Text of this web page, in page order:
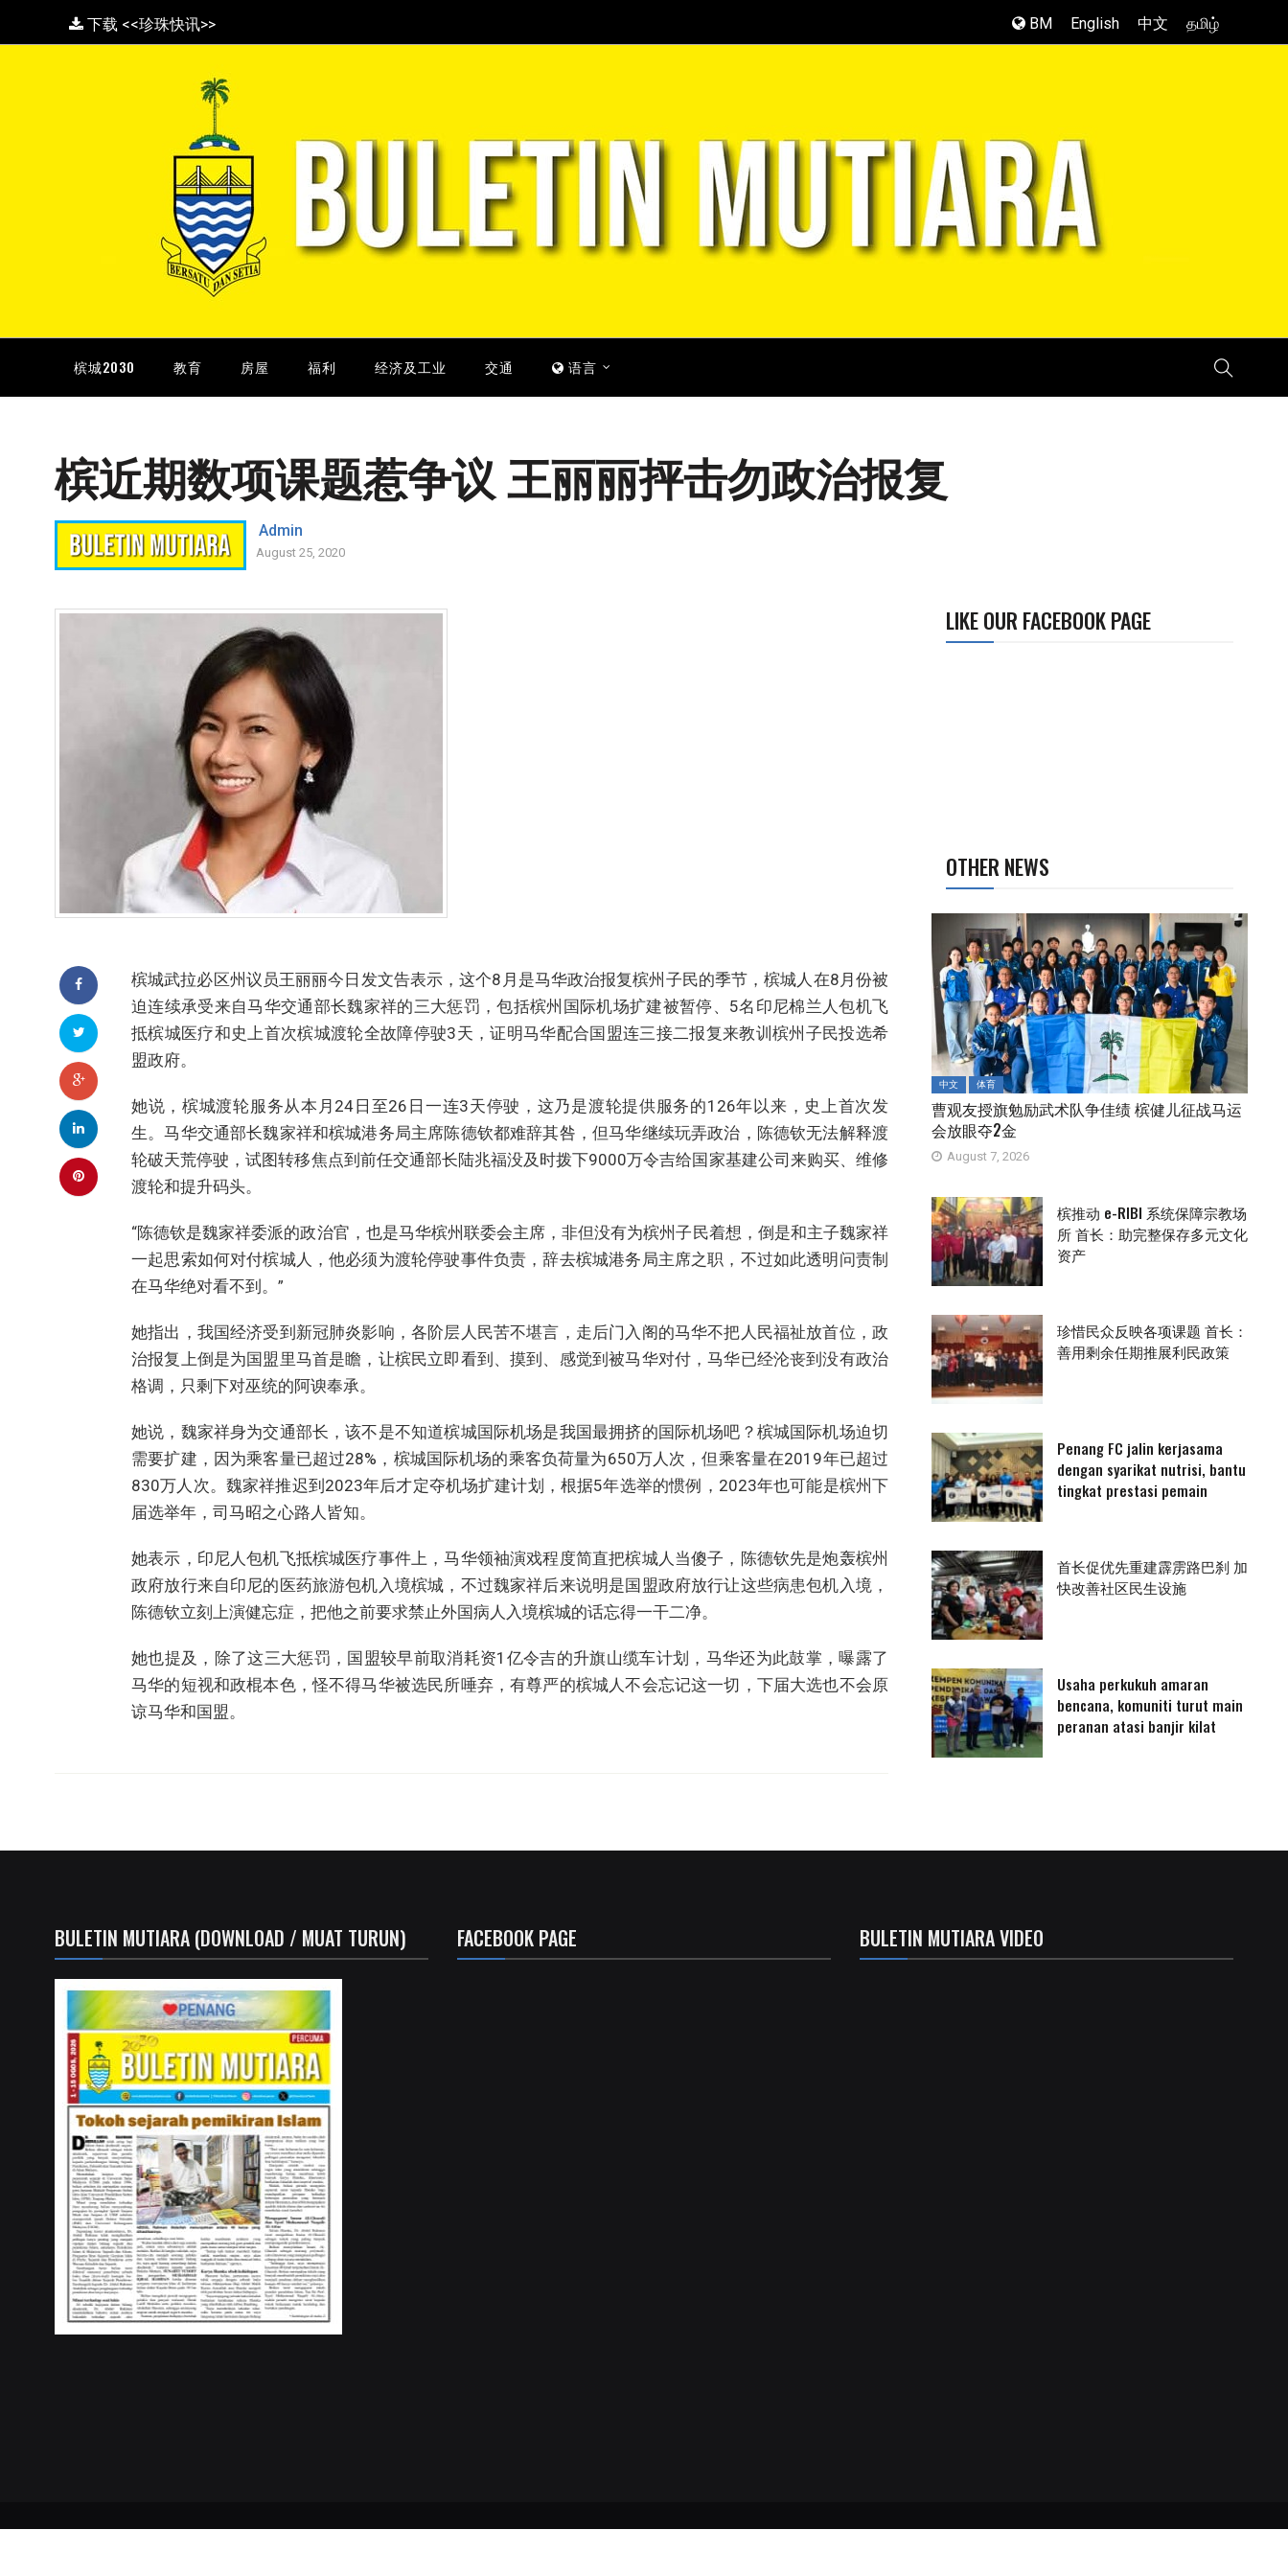
下载 <<珍珠快讯>> BM English 中文 தமிழ்
槟城2030 教育 房屋 福利 经济及工业 交通 语言
槟近期数项课题惹争议 王丽丽抨击勿政治报复
Admin
August 25, 2020
槟城武拉必区州议员王丽丽今日发文告表示，这个8月是马华政治报复槟州子民的季节，槟城人在8月份被
迫连续承受来自马华交通部长魏家祥的三大惩罚，包括槟州国际机场扩建被暂停、5名印尼棉兰人包机飞
抵槟城医疗和史上首次槟城渡轮全故障停驶3天，证明马华配合国盟连三接二报复来教训槟州子民投选希
盟政府。
她说，槟城渡轮服务从本月24日至26日一连3天停驶，这乃是渡轮提供服务的126年以来，史上首次发
生。马华交通部长魏家祥和槟城港务局主席陈德钦都难辞其咎，但马华继续玩弄政治，陈德钦无法解释渡
轮破天荒停驶，试图转移焦点到前任交通部长陆兆福没及时拨下9000万令吉给国家基建公司来购买、维修
渡轮和提升码头。
“陈德钦是魏家祥委派的政治官，也是马华槟州联委会主席，非但没有为槟州子民着想，倒是和主子魏家祥
一起思索如何对付槟城人，他必须为渡轮停驶事件负责，辞去槟城港务局主席之职，不过如此透明问责制
在马华绝对看不到。”
她指出，我国经济受到新冠肺炎影响，各阶层人民苦不堪言，走后门入阁的马华不把人民福祉放首位，政
治报复上倒是为国盟里马首是瞻，让槟民立即看到、摸到、感觉到被马华对付，马华已经沦丧到没有政治
格调，只剩下对巫统的阿谀奉承。
她说，魏家祥身为交通部长，该不是不知道槟城国际机场是我国最拥挤的国际机场吧？槟城国际机场迫切
需要扩建，因为乘客量已超过28%，槟城国际机场的乘客负荷量为650万人次，但乘客量在2019年已超过
830万人次。魏家祥推迟到2023年后才定夺机场扩建计划，根据5年选举的惯例，2023年也可能是槟州下
届选举年，司马昭之心路人皆知。
她表示，印尼人包机飞抵槟城医疗事件上，马华领袖演戏程度简直把槟城人当傻子，陈德钦先是炮轰槟州
政府放行来自印尼的医药旅游包机入境槟城，不过魏家祥后来说明是国盟政府放行让这些病患包机入境，
陈德钦立刻上演健忘症，把他之前要求禁止外国病人入境槟城的话忘得一干二净。
她也提及，除了这三大惩罚，国盟较早前取消耗资1亿令吉的升旗山缆车计划，马华还为此鼓掌，曝露了
马华的短视和政棍本色，怪不得马华被选民所唾弃，有尊严的槟城人不会忘记这一切，下届大选也不会原
谅马华和国盟。
LIKE OUR FACEBOOK PAGE
OTHER NEWS
中文 体育
曹观友授旗勉励武术队争佳绩 槟健儿征战马运
会放眼夺2金
August 7, 2026
槟推动 e-RIBI 系统保障宗教场
所 首长：助完整保存多元文化
资产
珍惜民众反映各项课题 首长：
善用剩余任期推展利民政策
Penang FC jalin kerjasama
dengan syarikat nutrisi, bantu
tingkat prestasi pemain
首长促优先重建霹雳路巴刹 加
快改善社区民生设施
Usaha perkukuh amaran
bencana, komuniti turut main
peranan atasi banjir kilat
BULETIN MUTIARA (DOWNLOAD / MUAT TURUN) FACEBOOK PAGE BULETIN MUTIARA VIDEO